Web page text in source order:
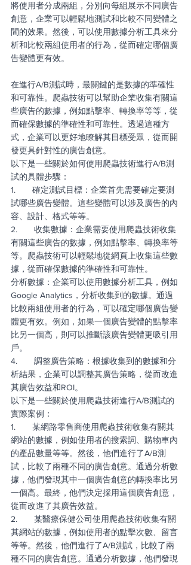
將使用者分成兩組，分別向每組展示不同廣告
創意，企業可以輕鬆地測試和比較不同變體之
間的效果。然後，可以使用數據分析工具來分
析和比較兩組使用者的行為，從而確定哪個廣
告變體更有效。
在進行A/B測試時，最關鍵的是數據的準確性
和可靠性。爬蟲技術可以幫助企業收集有關這
些廣告的數據，例如點擊率、轉換率等等，從
而確保數據的準確性和可靠性。透過這種方
式，企業可以更好地瞭解其目標受眾，從而開
發更具針對性的廣告創意。
以下是一些關於如何使用爬蟲技術進行A/B測
試的具體步驟：
1.       確定測試目標：企業首先需要確定要測
試哪些廣告變體。這些變體可以涉及廣告的內
容、設計、格式等等。
2.       收集數據：企業需要使用爬蟲技術收集
有關這些廣告的數據，例如點擊率、轉換率等
等。爬蟲技術可以輕鬆地從網頁上收集這些數
據，從而確保數據的準確性和可靠性。
分析數據：企業可以使用數據分析工具，例如
Google Analytics，分析收集到的數據。通過
比較兩組使用者的行為，可以確定哪個廣告變
體更有效。例如，如果一個廣告變體的點擊率
比另一個高，則可以推斷該廣告變體更吸引用
戶。
4.       調整廣告策略：根據收集到的數據和分
析結果，企業可以調整其廣告策略，從而改進
其廣告效益和ROI。
以下是一些關於使用爬蟲技術進行A/B測試的
實際案例：
1.       某網路零售商使用爬蟲技術收集有關其
網站的數據，例如使用者的搜索詞、購物車內
的產品數量等等。然後，他們進行了A/B測
試，比較了兩種不同的廣告創意。通過分析數
據，他們發現其中一個廣告創意的轉換率比另
一個高。最終，他們決定採用這個廣告創意，
從而改進了其廣告效益。
2.       某醫療保健公司使用爬蟲技術收集有關
其網站的數據，例如使用者的點擊次數、留言
等等。然後，他們進行了A/B測試，比較了兩
種不同的廣告創意。通過分析數據，他們發現